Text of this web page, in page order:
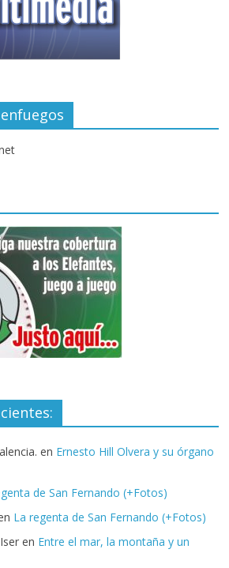
en Ernesto Hill Olvera y su órgano
de San Fernando (+Fotos)
La regenta de San Fernando (+Fotos)
en Entre el mar, la montaña y un